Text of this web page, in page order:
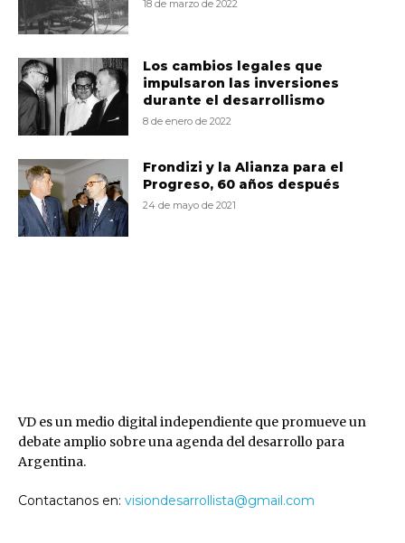
18 de marzo de 2022
Los cambios legales que
impulsaron las inversiones
durante el desarrollismo
8 de enero de 2022
Frondizi y la Alianza para el
Progreso, 60 años después
24 de mayo de 2021
VD es un medio digital independiente que promueve un
debate amplio sobre una agenda del desarrollo para
Argentina.
Contactanos en: visiondesarrollista@gmail.com